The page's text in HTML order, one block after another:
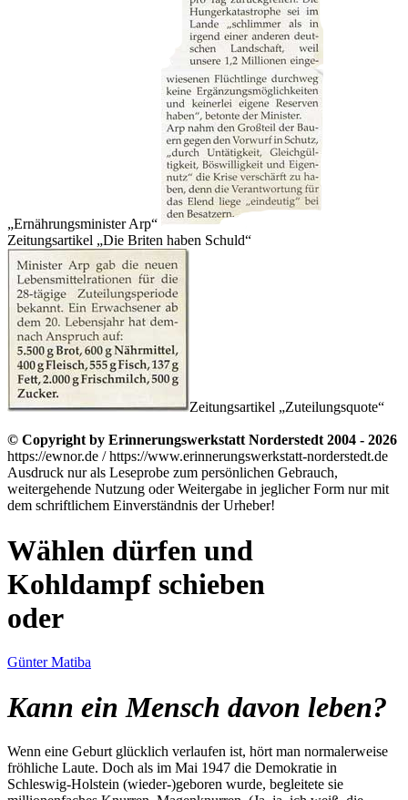
Ernährungsminister Arp
Zeitungsartikel
Die Briten haben Schuld
Zeitungsartikel Zuteilungsquote
© Copyright by Erinnerungswerkstatt Norderstedt 2004 - 2026
https://ewnor.de / https://www.erinnerungswerkstatt-norderstedt.de
Ausdruck nur als Leseprobe zum persönlichen Gebrauch,
weitergehende Nutzung oder Weitergabe in jeglicher Form nur mit
dem schriftlichem Einverständnis der Urheber!
Wählen dürfen und
Kohldampf schieben
oder
Günter Matiba
Kann ein Mensch davon leben?
Wenn eine Geburt glücklich verlaufen ist, hört man normalerweise
fröhliche Laute. Doch als im Mai 1947 die Demokratie in
Schleswig-Holstein (wieder-)geboren wurde, begleitete sie